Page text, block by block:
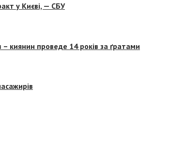
у Києві, — СБУ
киянин проведе 14 років за ґратами